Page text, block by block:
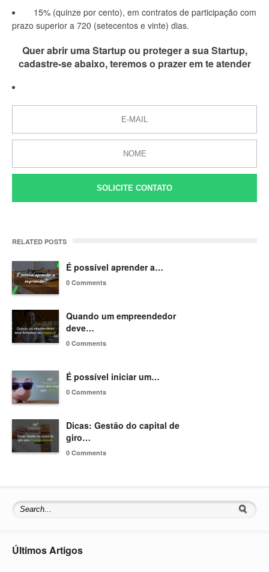
15% (quinze por cento), em contratos de participação com
prazo superior a 720 (setecentos e vinte) dias.
Quer abrir uma Startup ou proteger a sua Startup,
cadastre-se abaixo, teremos o prazer em te atender
SOLICITE CONTATO
RELATED POSTS
É possível aprender a…
0 Comments
Quando um empreendedor
deve…
0 Comments
É possível iniciar um…
0 Comments
Dicas: Gestão do capital de
giro…
0 Comments
Últimos Artigos